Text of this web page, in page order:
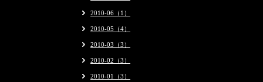
2010-06（1）
2010-05（4）
2010-03（3）
2010-02（3）
2010-01（3）